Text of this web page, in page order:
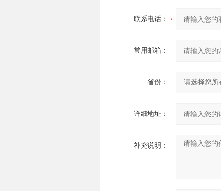
联系电话：
常用邮箱：
省份：
详细地址：
补充说明：